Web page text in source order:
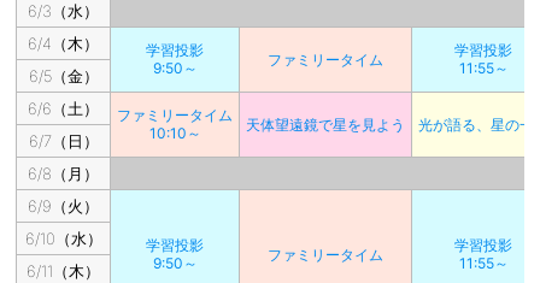
6/3（水）
6/4（木）
学習投影
9:50～
ファミリータイム
学習投影
11:55～
6/5（金）
6/6（土）
ファミリータイム
10:10～
天体望遠鏡で星を見よう 光が語る、星の一
6/7（日）
6/8（月）
6/9（火）
学習投影
9:50～
ファミリータイム
学習投影
11:55～
6/10（水）
6/11（木）